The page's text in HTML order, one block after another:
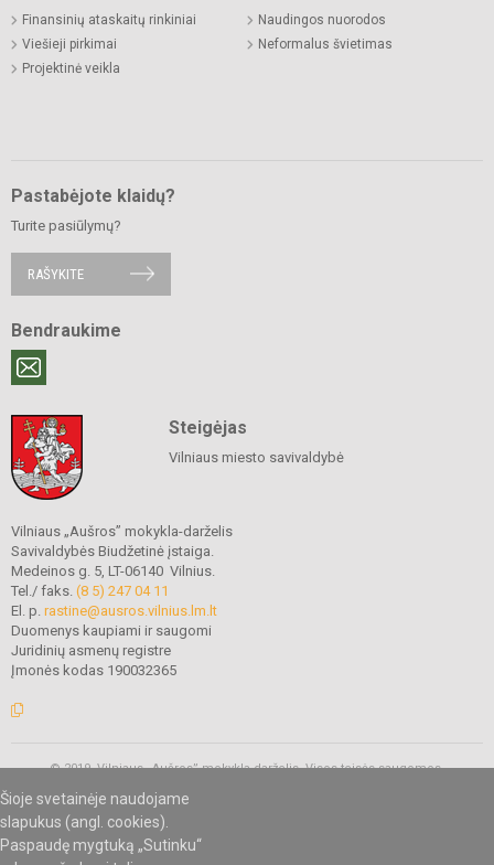
Šioje svetainėje naudojame
slapukus (angl. cookies).
Paspaudę mygtuką „Sutinku“
Finansinių ataskaitų rinkiniai
Viešieji pirkimai
Projektinė veikla
Naudingos nuorodos
Neformalus švietimas
Pastabėjote klaidų?
Turite pasiūlymų?
RAŠYKITE
Bendraukime
Steigėjas
Vilniaus miesto savivaldybė
Vilniaus „Aušros” mokykla-darželis
Savivaldybės Biudžetinė įstaiga.
Medeinos g. 5, LT-06140 Vilnius.
Tel./ faks. (8 5) 247 04 11
El. p. rastine@ausros.vilnius.lm.lt
Duomenys kaupiami ir saugomi
Juridinių asmenų registre
Įmonės kodas 190032365
© 2019. Vilniaus „Aušros” mokykla-darželis. Visos teisės saugomos.